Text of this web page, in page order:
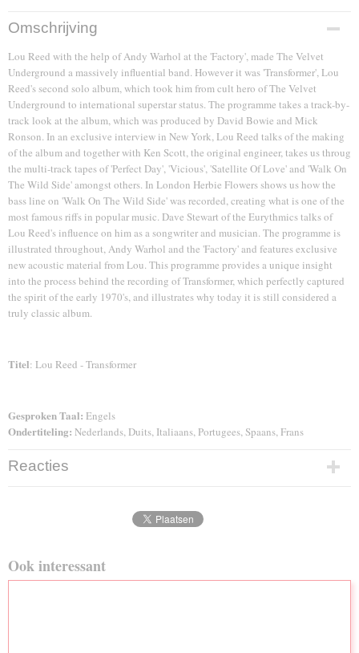
EAN code
5034504920477
Omschrijving
Lou Reed with the help of Andy Warhol at the 'Factory', made The Velvet
Underground a massively influential band. However it was 'Transformer', Lou
Reed's second solo album, which took him from cult hero of The Velvet
Underground to international superstar status. The programme takes a track-by-
track look at the album, which was produced by David Bowie and Mick
Ronson. In an exclusive interview in New York, Lou Reed talks of the making
of the album and together with Ken Scott, the original engineer, takes us throug
the multi-track tapes of 'Perfect Day', 'Vicious', 'Satellite Of Love' and 'Walk On
The Wild Side' amongst others. In London Herbie Flowers shows us how the
bass line on 'Walk On The Wild Side' was recorded, creating what is one of the
most famous riffs in popular music. Dave Stewart of the Eurythmics talks of
Lou Reed's influence on him as a songwriter and musician. The programme is
illustrated throughout, Andy Warhol and the 'Factory' and features exclusive
new acoustic material from Lou. This programme provides a unique insight
into the process behind the recording of Transformer, which perfectly captured
the spirit of the early 1970's, and illustrates why today it is still considered a
truly classic album.
Titel: Lou Reed - Transformer
Gesproken Taal: Engels
Ondertiteling: Nederlands, Duits, Italiaans, Portugees, Spaans, Frans
Reacties
Ook interessant